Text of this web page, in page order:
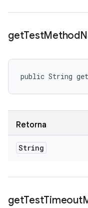
getTestMethod
public String
Retorna
String
getTestTimeout